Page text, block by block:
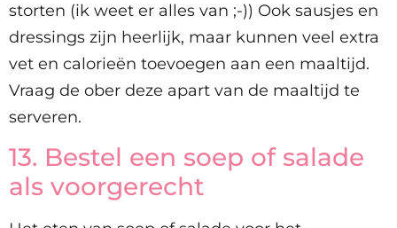
storten (ik weet er alles van ;-)) Ook sausjes en
dressings zijn heerlijk, maar kunnen veel extra
vet en calorieën toevoegen aan een maaltijd.
Vraag de ober deze apart van de maaltijd te
serveren.
13. Bestel een soep of salade
als voorgerecht